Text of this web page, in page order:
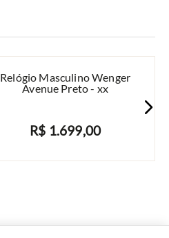
Relógio Masculino Wenger
Avenue Preto - xx
R$ 1.699,00
AVISE-ME